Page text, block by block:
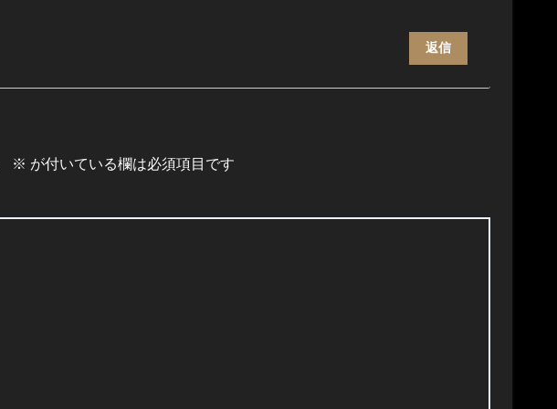
返信
※ が付いている欄は必須項目です